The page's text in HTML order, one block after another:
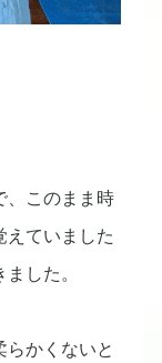
、このまま時
えていました
した。
らかくないと